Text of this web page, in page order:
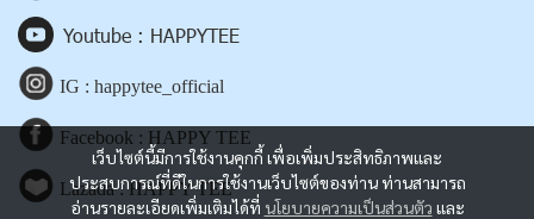
เว็บไซต์นี้มีการใช้งานคุกกี้ เพื่อเพิ่มประสิทธิภาพและ
ประสบการณ์ที่ดีในการใช้งานเว็บไซต์ของท่าน ท่านสามารถ
อ่านรายละเอียดเพิ่มเติมได้ที่ นโยบายความเป็นส่วนตัว และ
Youtube : HAPPYTEE
IG : happytee_official
Facebook : HAPPY TEE
Lazada : HAPPY TEE